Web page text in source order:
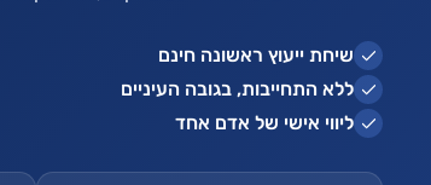
שיחת ייעוץ ראשונה חינם
ללא התחייבות, בגובה העיניים
ליווי אישי של אדם אחד